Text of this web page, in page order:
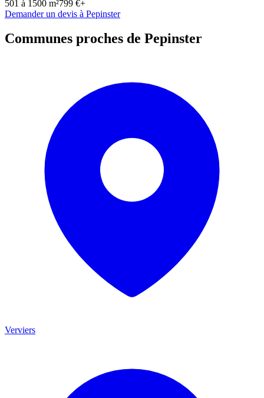
501 à 1500 m²799 €+
Demander un devis à Pepinster
Communes proches de Pepinster
Verviers